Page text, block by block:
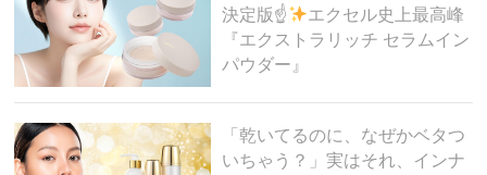
決定版☝
エクセル史上最高峰
『エクストラリッチ セラムイン
パウダー』
「乾いてるのに、なぜかベタつ
いちゃう？」実はそれ、インナ